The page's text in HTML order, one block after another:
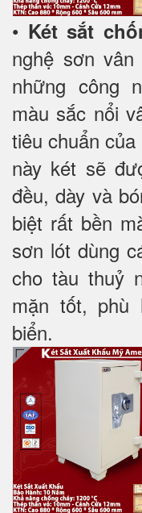
• Két sắt
nghệ sơn
những công
màu sắc nổi
tiêu chuẩn
này két sẽ
đều, dày và
biệt rất bền
sơn lót dùng
cho tàu thuỷ
mặn tốt, phù
biển.